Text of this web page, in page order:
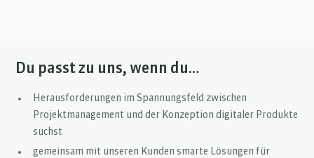
Du passt zu uns, wenn du…
Herausforderungen im Spannungsfeld zwischen
Projektmanagement und der Konzeption digitaler Produkte
suchst
gemeinsam mit unseren Kunden smarte Lösungen für